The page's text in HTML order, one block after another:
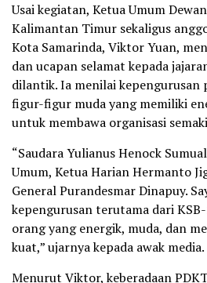
Usai kegiatan, Ketua Umum
Kalimantan Timur sekaligus
Kota Samarinda, Viktor Yuan,
dan ucapan selamat kepada
dilantik. Ia menilai kepengurusan
figur-figur muda yang memiliki
untuk membawa organisasi
“Saudara Yulianus Henock
Umum, Ketua Harian Hermanto
General Purandesmar Dinapuy.
kepengurusan terutama dari
orang yang energik, muda, dan
kuat,” ujarnya kepada awak media.
Menurut Viktor, keberadaan